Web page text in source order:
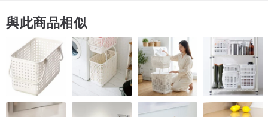
狀態
與此商品相似